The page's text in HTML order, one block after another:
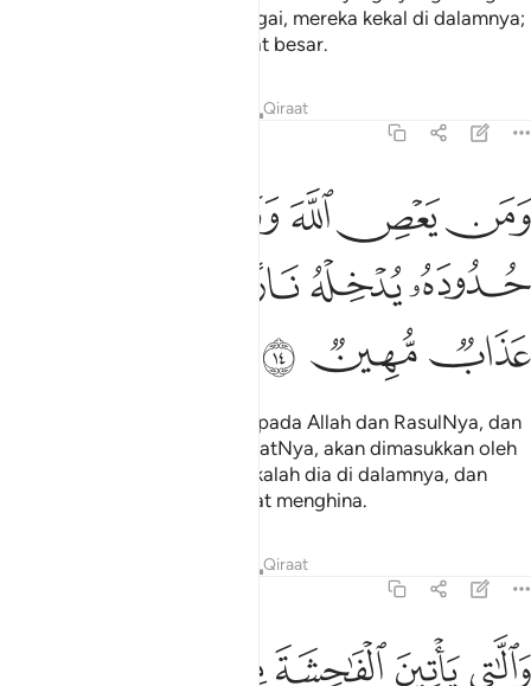
dari bawahnya beberapa sungai, mereka kekal di dalamnya;
dan itulah kejayaan yang amat besar.
Qiraat
ومن يعص الله ورسوله ويتعد حدوده يدخله نارا خالدا فيها وله عذاب
وَمَن يَعْصِ ٱللَّهَ وَرَسُولَهُۥ وَيَتَعَدَّ حُدُودَهُۥ يُدْخِلْهُ نَارًا خَـٰلِدًۭا فِيهَا
ﲺﲻﲼﲽ
ﲿﳀﳁ
ﳅﳆ ﳇ
Dan sesiapa yang derhaka kepada Allah dan RasulNya, dan
melampaui batas-batas SyariatNya, akan dimasukkan oleh
Allah ke dalam api neraka, kekalah dia di dalamnya, dan
baginya azab seksa yang amat menghina.
Qiraat
واللاتي ياتين الفاحشة من نسايكم فاستشهدوا عليهن اربعة منكم
وَٱلَّـٰتِى يَأْتِينَ ٱلْفَـٰحِشَةَ مِن نِّسَآئِكُمْ فَٱسْتَشْهِدُوا۟ عَلَيْهِنَّ أَرْبَعَةًۭ
ﱁﱂﱃﱄ